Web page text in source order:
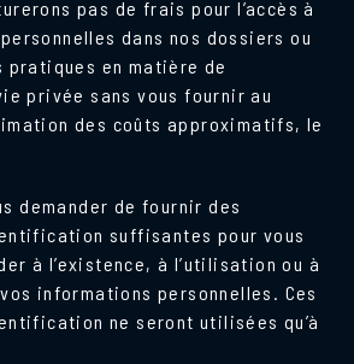
pas de frais pour l’accès à
dans nos dossiers ou
pratiques en matière de
privée sans vous fournir au
des coûts approximatifs, le
demander de fournir des
suffisantes pour vous
à l’existence, à l’utilisation ou à
informations personnelles. Ces
ne seront utilisées qu’à